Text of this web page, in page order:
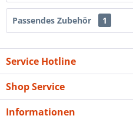
Passendes Zubehör 1
Service Hotline
Shop Service
Informationen